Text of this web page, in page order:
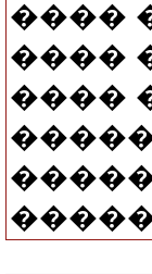
����
����
����